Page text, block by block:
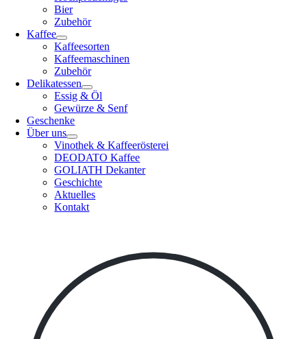
Bier
Zubehör
Kaffee
Kaffeesorten
Kaffeemaschinen
Zubehör
Delikatessen
Essig & Öl
Gewürze & Senf
Geschenke
Über uns
Vinothek & Kaffeerösterei
DEODATO Kaffee
GOLIATH Dekanter
Geschichte
Aktuelles
Kontakt